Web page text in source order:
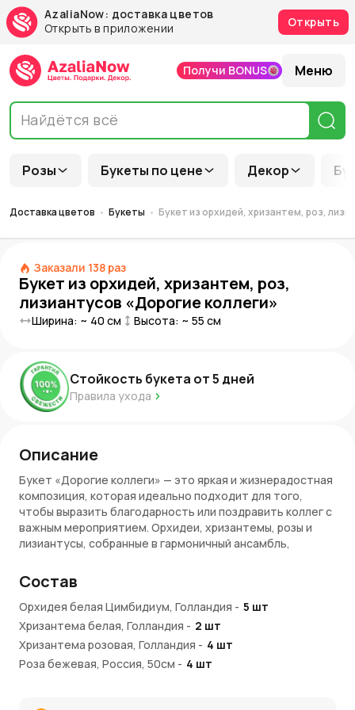
AzaliaNow: доставка цветов
Открыть в приложении
Открыть
Розы Букеты по цене Декор
Получи BONUS Меню
Доставка цветов Букеты Букет из орхидей, хризантем, роз,
Заказали 138 раз
Букет из орхидей, хризантем, роз,
лизиантусов «Дорогие коллеги»
Ширина: ~ 40 см Высота: ~ 55 см
Стойкость букета от5 дней
Правила ухода
Описание
Букет «Дорогие коллеги» — это яркая и жизнерадостная
композиция, которая идеально подходит для того,
чтобы выразить благодарность или поздравить коллег с
важным мероприятием. Орхидеи, хризантемы, розы и
лизиантусы, собранные в гармоничный ансамбль,
цветок в букете словно говорит: «Спасибо за вашу
поддержку и совместную работу»
Преимущества букета
Радостная палитра: Яркие и сочные оттенки цветов
создают бодрое настроение и вдохновляют.
Состав
Орхидея белая Цимбидиум, Голландия - 5 шт
Хризантема белая, Голландия - 2 шт
Хризантема розовая, Голландия - 4 шт
Роза бежевая, Россия, 50см - 4 шт